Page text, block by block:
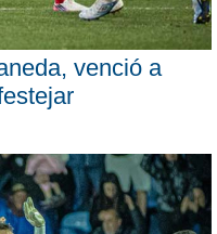
venció a